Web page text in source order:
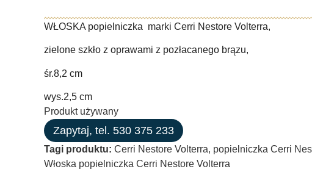
WŁOSKA popielniczka marki Cerri Nestore Volterra,
zielone szkło z oprawami z pozłacanego brązu,
śr.8,2 cm
wys.2,5 cm
Produkt używany
Zapytaj, tel. 530 375 233
Tagi produktu: Cerri Nestore Volterra, popielniczka Cerri
Włoska popielniczka Cerri Nestore Volterra